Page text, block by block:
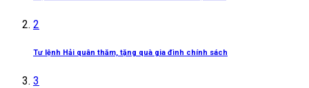
2
Tư lệnh Hải quân thăm, tặng quà gia đình chính sách
3